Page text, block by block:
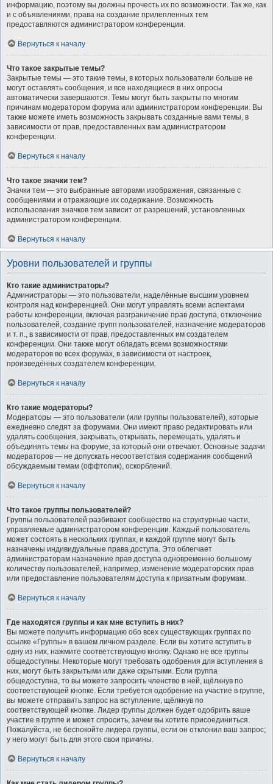
информацию, поэтому вы должны прочесть их по возможности. Так же, как
и с объявлениями, права на создание прилепленных тем
предоставляются администратором конференции.
Вернуться к началу
Что такое закрытые темы?
Закрытые темы — это такие темы, в которых пользователи больше не
могут оставлять сообщения, и все находящиеся в них опросы
автоматически завершаются. Темы могут быть закрыты по многим
причинам модератором форума или администратором конференции. Вы
также можете иметь возможность закрывать созданные вами темы, в
зависимости от прав, предоставленных вам администратором
конференции.
Вернуться к началу
Что такое значки тем?
Значки тем — это выбранные авторами изображения, связанные с
сообщениями и отражающие их содержание. Возможность
использования значков тем зависит от разрешений, установленных
администратором конференции.
Вернуться к началу
Уровни пользователей и группы
Кто такие администраторы?
Администраторы — это пользователи, наделённые высшим уровнем
контроля над конференцией. Они могут управлять всеми аспектами
работы конференции, включая разграничение прав доступа, отключение
пользователей, создание групп пользователей, назначение модераторов
и т. п., в зависимости от прав, предоставленных им создателем
конференции. Они также могут обладать всеми возможностями
модераторов во всех форумах, в зависимости от настроек,
произведённых создателем конференции.
Вернуться к началу
Кто такие модераторы?
Модераторы — это пользователи (или группы пользователей), которые
ежедневно следят за форумами. Они имеют право редактировать или
удалять сообщения, закрывать, открывать, перемещать, удалять и
объединять темы на форуме, за который они отвечают. Основные задачи
модераторов — не допускать несоответствия содержания сообщений
обсуждаемым темам (оффтопик), оскорблений.
Вернуться к началу
Что такое группы пользователей?
Группы пользователей разбивают сообщество на структурные части,
управляемые администратором конференции. Каждый пользователь
может состоять в нескольких группах, и каждой группе могут быть
назначены индивидуальные права доступа. Это облегчает
администраторам назначение прав доступа одновременно большому
количеству пользователей, например, изменение модераторских прав
или предоставление пользователям доступа к приватным форумам.
Вернуться к началу
Где находятся группы и как мне вступить в них?
Вы можете получить информацию обо всех существующих группах по
ссылке «Группы» в вашем личном разделе. Если вы хотите вступить в
одну из них, нажмите соответствующую кнопку. Однако не все группы
общедоступны. Некоторые могут требовать одобрения для вступления в
них, могут быть закрытыми или даже скрытыми. Если группа
общедоступна, то вы можете запросить членство в ней, щёлкнув по
соответствующей кнопке. Если требуется одобрение на участие в группе,
вы можете отправить запрос на вступление, щёлкнув по
соответствующей кнопке. Лидер группы должен будет одобрить ваше
участие в группе и может спросить, зачем вы хотите присоединиться.
Пожалуйста, не беспокойте лидера группы, если он отклонил ваш запрос;
у него могут быть для этого свои причины.
Вернуться к началу